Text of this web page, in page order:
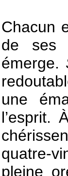
Chacun
de ses
émerge.
une
l’esprit.
quatre-
pleine